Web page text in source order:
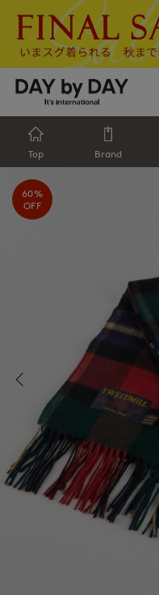
Top Brand
60%
OFF